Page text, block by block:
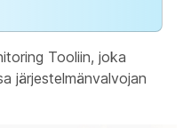
Tooliin, joka
järjestelmänvalvojan